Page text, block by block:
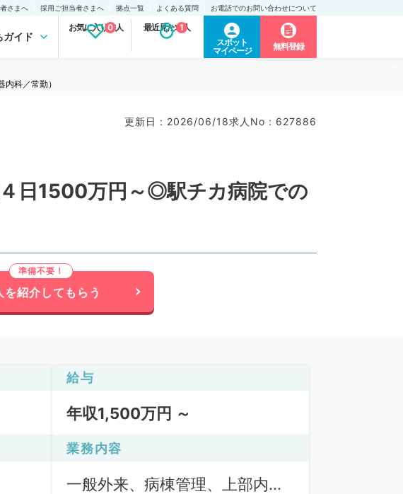
さまへ 採用ご担当者さまへ 拠点一覧 よくある質問 お電話でのお問い合わせについて
ガイド
お気に入り求人
0 最近見た求人
1
スポット
マイページ
無料登録
科／常勤）
更新日 : 2026/06/18求人No : 627886
４日1500万円～◎駅チカ病院での
を紹介してもらう
給与
年収1,500万円 ～
業務内容
一般外来、病棟管理、上部内視